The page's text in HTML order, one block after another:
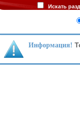
Искать
Информация!